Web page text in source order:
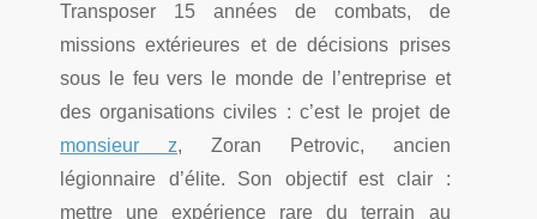
Transposer 15 années de combats, de
missions extérieures et de décisions prises
sous le feu vers le monde de l’entreprise et
des organisations civiles : c’est le projet de
monsieur z, Zoran Petrovic, ancien
légionnaire d’élite. Son objectif est clair :
mettre une expérience rare du terrain au